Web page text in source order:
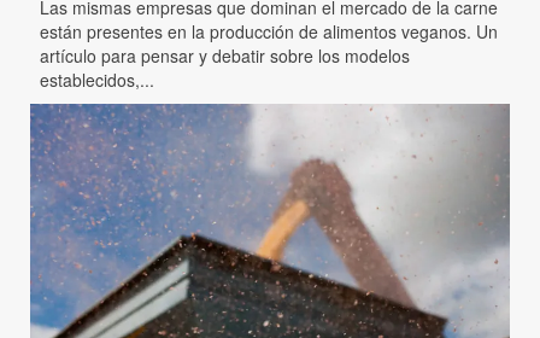
Las mismas empresas que dominan el mercado de la carne
están presentes en la producción de alimentos veganos. Un
artículo para pensar y debatir sobre los modelos
establecidos,...